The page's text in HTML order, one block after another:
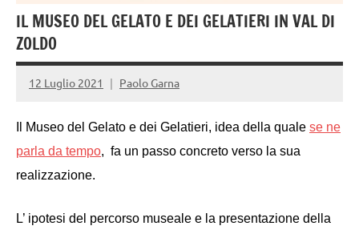
IL MUSEO DEL GELATO E DEI GELATIERI IN VAL DI
ZOLDO
12 Luglio 2021 Paolo Garna
Il Museo del Gelato e dei Gelatieri, idea della quale se ne
parla da tempo, fa un passo concreto verso la sua
realizzazione.
L’ ipotesi del percorso museale e la presentazione della